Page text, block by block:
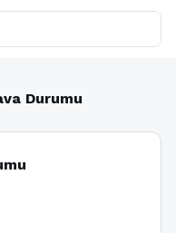
Durumu